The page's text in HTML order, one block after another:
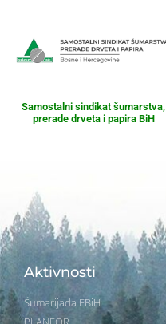
Samostalni sindikat šumarstva,
prerade drveta i papira BiH
Aktivnosti
Šumarijada FBiH